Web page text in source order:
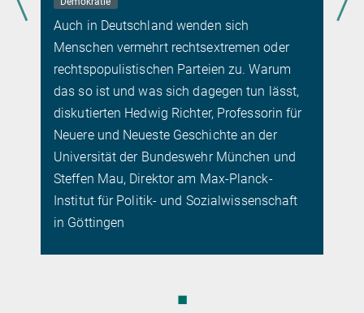
Auch in Deutschland wenden sich
Menschen vermehrt rechtsextremen oder
rechtspopulistischen Parteien zu. Warum
das so ist und was sich dagegen tun lässt,
diskutierten Hedwig Richter, Professorin für
Neuere und Neueste Geschichte an der
Universität der Bundeswehr München und
Steffen Mau, Direktor am Max-Planck-
Institut für Politik- und Sozialwissenschaft
in Göttingen
◼